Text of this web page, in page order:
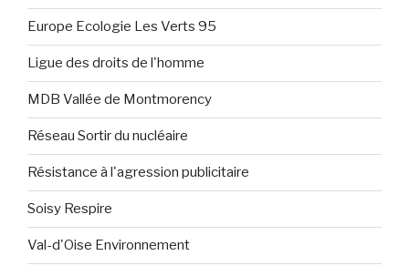
Europe Ecologie Les Verts 95
Ligue des droits de l'homme
MDB Vallée de Montmorency
Réseau Sortir du nucléaire
Résistance à l'agression publicitaire
Soisy Respire
Val-d'Oise Environnement